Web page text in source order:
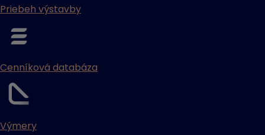
Priebeh výstavby
Cenníková databáza
Výmery